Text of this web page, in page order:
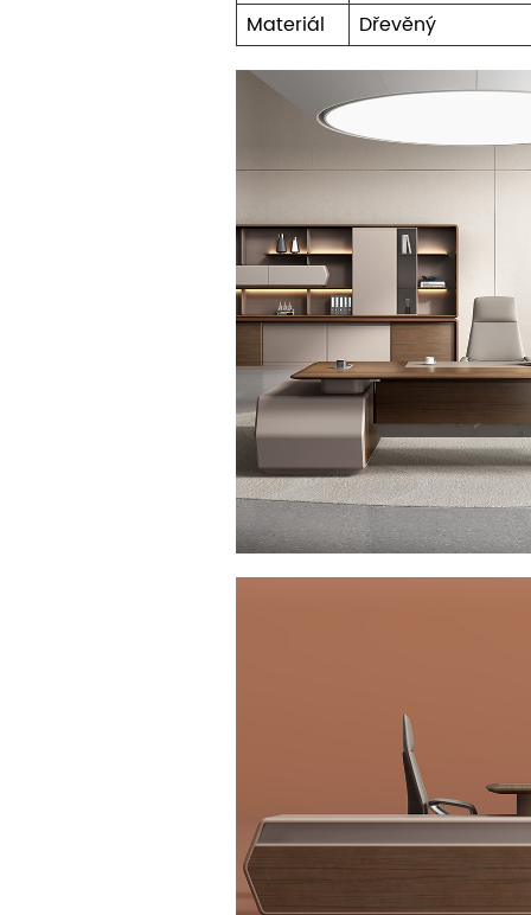
Materiál
Dřevěný